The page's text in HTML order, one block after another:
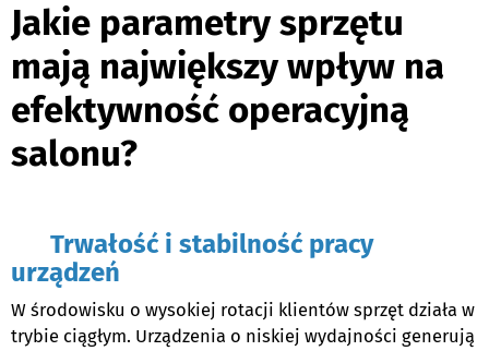
Jakie parametry sprzętu
mają największy wpływ na
efektywność operacyjną
salonu?
Trwałość i stabilność pracy
urządzeń
W środowisku o wysokiej rotacji klientów sprzęt działa w
trybie ciągłym. Urządzenia o niskiej wydajności generują